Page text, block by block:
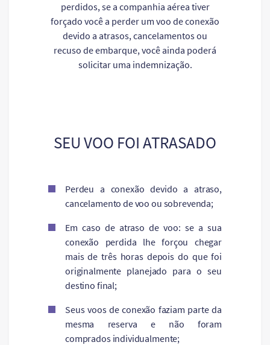
perdidos, se a companhia aérea tiver
forçado você a perder um voo de conexão
devido a atrasos, cancelamentos ou
recuso de embarque, você ainda poderá
solicitar uma indemnização.
SEU VOO FOI ATRASADO
Perdeu a conexão devido a atraso,
cancelamento de voo ou sobrevenda;
Em caso de atraso de voo: se a sua
conexão perdida lhe forçou chegar
mais de três horas depois do que foi
originalmente planejado para o seu
destino final;
Seus voos de conexão faziam parte da
mesma reserva e não foram
comprados individualmente;